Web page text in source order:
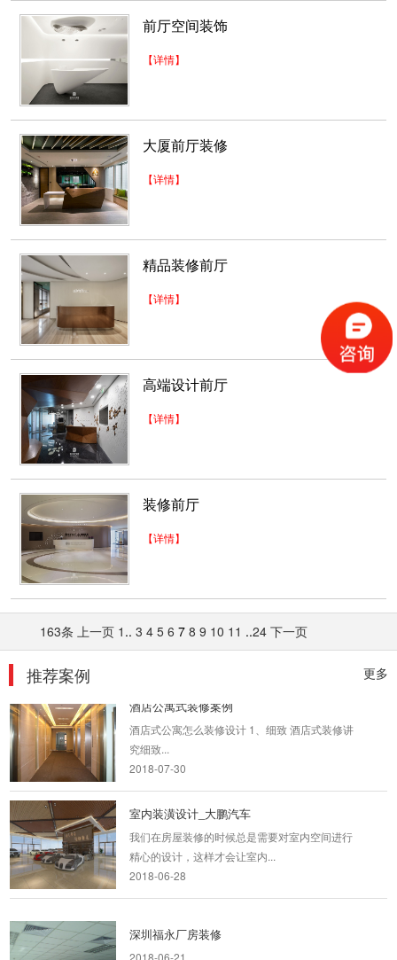
前厅空间装饰
【详情】
大厦前厅装修
【详情】
精品装修前厅
【详情】
高端设计前厅
【详情】
装修前厅
【详情】
163条 上一页 1 .. 3 4 5 6 7 8 9 10 11 ..24 下一页
更多
推荐案例
深圳福永厂房装修
而本案以全新的办公模式去诠释广告办公空间。
梦幻办公室装修场景
公司整体给我们的感觉是一种小而美的清爽家居
办公室设计装修_大运软件小镇
的叙述性、空间功能上的节点...
深圳东森装饰公司是一家专业的深圳KTV装修设
2018-07-30
办公室是为处理一种特定事务的地方或提供服务
的地方，而办公室装修设计则能...
酒店公寓式装修案例
酒店式公寓怎么装修设计 1、细致 酒店式装修讲
究细致...
2018-07-30
室内装潢设计_大鹏汽车
我们在房屋装修的时候总是需要对室内空间进行
精心的设计，这样才会让室内...
2018-06-28
深圳福永厂房装修
2018-06-21